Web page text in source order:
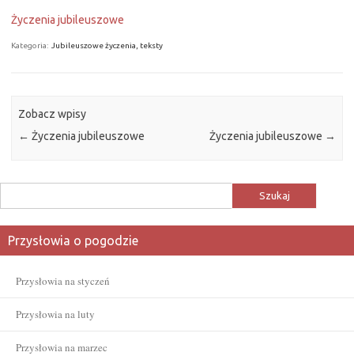
Życzenia jubileuszowe
Kategoria: Jubileuszowe życzenia, teksty
Zobacz wpisy
← Życzenia jubileuszowe Życzenia jubileuszowe →
Przysłowia o pogodzie
Przysłowia na styczeń
Przysłowia na luty
Przysłowia na marzec